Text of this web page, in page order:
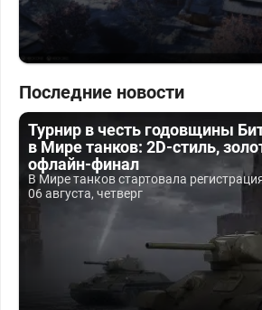
Последние новости
Турнир в честь годовщины
в Мире танков: 2D-стиль,
офлайн-финал
В Мире танков стартовала
06 августа, четверг